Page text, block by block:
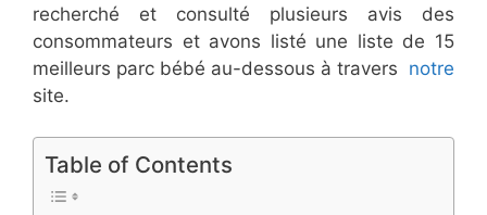
recherché et consulté plusieurs avis des
consommateurs et avons listé une liste de 15
meilleurs parc bébé au-dessous à travers notre
site.
Table of Contents